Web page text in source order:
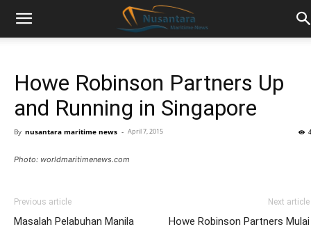
Howe Robinson Partners Up
and Running in Singapore
By nusantara maritime news - April 7, 2015
Photo: worldmaritimenews.com
Previous article
Masalah Pelabuhan Manila
Next article
Howe Robinson Partners Mulai